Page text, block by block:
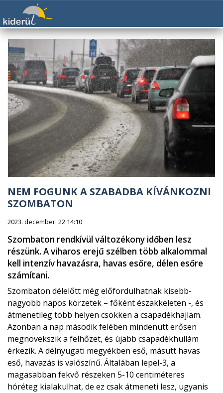
NEM FOGUNK A SZABADBA KÍVÁNKOZNI
SZOMBATON
2023. december. 22 14:10
Szombaton rendkívül változékony időben lesz
részünk. A viharos erejű szélben több alkalommal
kell intenzív havazásra, havas esőre, délen esőre
számítani.
Szombaton délelőtt még előfordulhatnak kisebb-
nagyobb napos körzetek – főként északkeleten -, és
átmenetileg több helyen csökken a csapadékhajlam.
Azonban a nap második felében mindenütt erősen
megnövekszik a felhőzet, és újabb csapadékhullám
érkezik. A délnyugati megyékben eső, másutt havas
eső, havazás is valószínű. Általában lepel-3, a
magasabban fekvő részeken 5-10 centiméteres
hóréteg kialakulhat, de ez csak átmeneti lesz, ugyanis